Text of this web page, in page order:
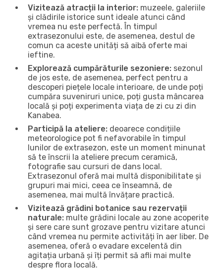
Vizitează atracții la interior: muzeele, galeriile
și clădirile istorice sunt ideale atunci când
vremea nu este perfectă. În timpul
extrasezonului este, de asemenea, destul de
comun ca aceste unități să aibă oferte mai
ieftine.
Explorează cumpărăturile sezoniere: sezonul
de jos este, de asemenea, perfect pentru a
descoperi piețele locale interioare, de unde poți
cumpăra suveniruri unice, poți gusta mâncarea
locală și poți experimenta viața de zi cu zi din
Kanabea.
Participă la ateliere: deoarece condițiile
meteorologice pot fi nefavorabile în timpul
lunilor de extrasezon, este un moment minunat
să te înscrii la ateliere precum ceramică,
fotografie sau cursuri de dans local.
Extrasezonul oferă mai multă disponibilitate și
grupuri mai mici, ceea ce înseamnă, de
asemenea, mai multă învățare practică.
Vizitează grădini botanice sau rezervații
naturale: multe grădini locale au zone acoperite
și sere care sunt grozave pentru vizitare atunci
când vremea nu permite activități în aer liber. De
asemenea, oferă o evadare excelentă din
agitația urbană și îți permit să afli mai multe
despre flora locală.